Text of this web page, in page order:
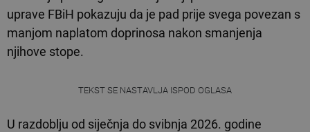
uprave FBiH pokazuju da je pad prije svega povezan s
manjom naplatom doprinosa nakon smanjenja
njihove stope.
TEKST SE NASTAVLJA ISPOD OGLASA
U razdoblju od siječnja do svibnja 2026. godine